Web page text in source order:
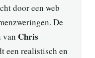
door een web
De
van Chris
een realistisch en